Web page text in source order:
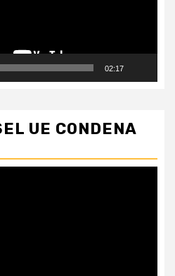
02:17
UE CONDENA